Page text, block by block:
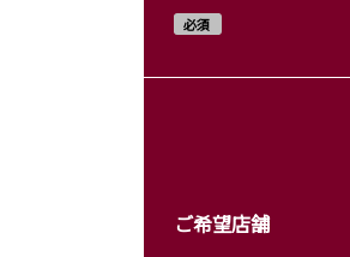
必須
ご希望店舗